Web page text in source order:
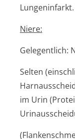
Lungeninfarkt.
Niere:
Gelegentlich:
Selten
im Urin